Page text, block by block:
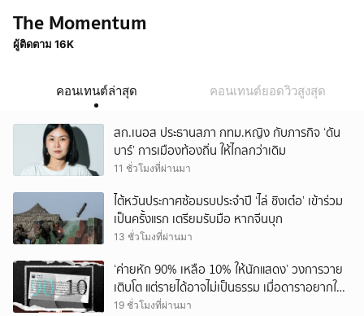
The Momentum
ผู้ติดตาม 16K
คอนเทนต์ล่าสุด คอนเทนต์ยอดวิวสูงสุด
สก.เนอส ประธานสภา กทม.หญิง กับภารกิจ ‘ดัน
บาร์’ การเมืองท้องถิ่น ให้ไกลกว่าเดิม
11 ชั่วโมงที่ผ่านมา
ไต้หวันประกาศซ้อมรบประจำปี ‘ไล่ ชิงเต๋อ’ เข้าร่วม
เป็นครั้งแรก เตรียมรับมือ หากจีนบุก
13 ชั่วโมงที่ผ่านมา
‘ค่ายหัก 90% เหลือ 10% ให้นักแสดง’ วงการวาย
เติบโต แต่รายได้อาจไม่เป็นธรรม เมื่อดาราอยากให้มี
‘สัญญามาตรฐาน’
19 ชั่วโมงที่ผ่านมา